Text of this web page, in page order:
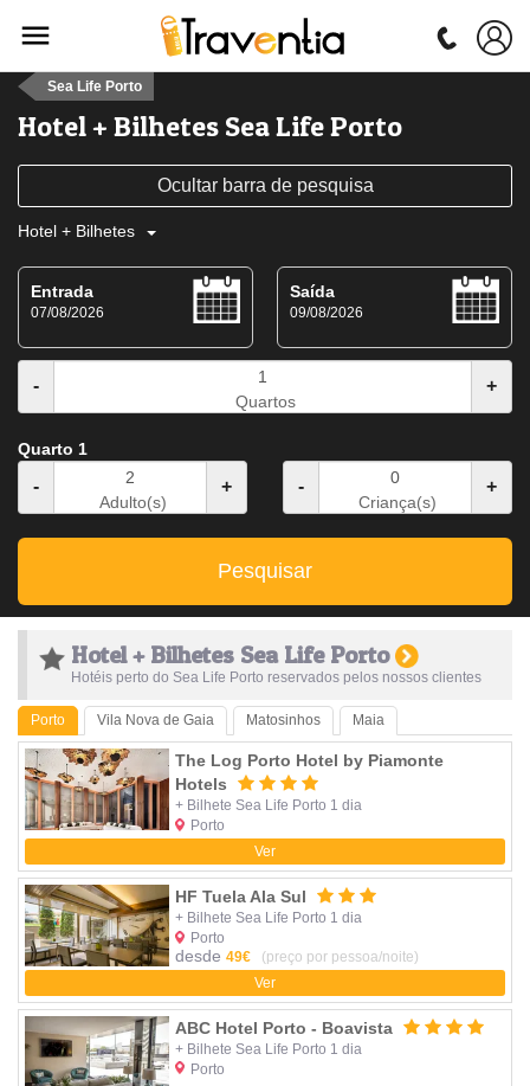
Sea Life Porto
Hotel + Bilhetes Sea Life Porto
Ocultar barra de pesquisa
Hotel + Bilhetes
Entrada
07/08/2026
Saída
09/08/2026
-
Quartos
+
Quarto 1
-
Adulto(s)
+ -
Criança(s)
+
Pesquisar
Hotel + Bilhetes Sea Life Porto
Hotéis perto do Sea Life Porto reservados pelos nossos clientes
Porto Vila Nova de Gaia Matosinhos Maia
The Log Porto Hotel by Piamonte
Hotels
+ Bilhete Sea Life Porto 1 dia
Porto
Ver
HF Tuela Ala Sul
+ Bilhete Sea Life Porto 1 dia
Porto
desde 49€
(preço por pessoa/noite)
Ver
ABC Hotel Porto - Boavista
+ Bilhete Sea Life Porto 1 dia
Porto